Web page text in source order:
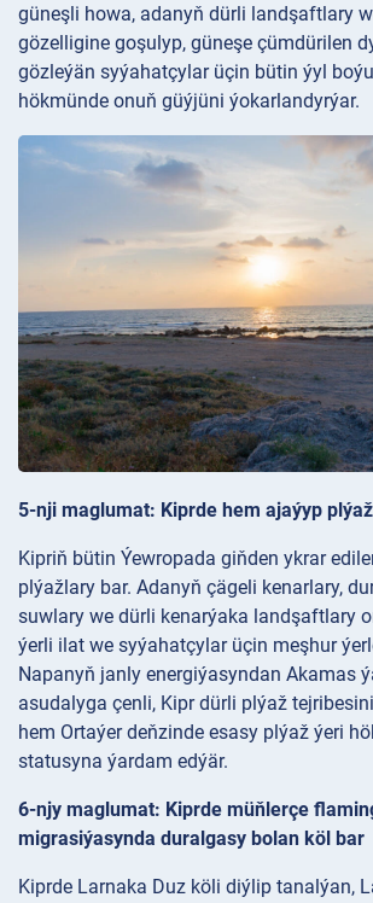
güneşli howa, adanyň dürli landşaftlary
gözelligine goşulyp, güneşe çümdürilen
gözleýän syýahatçylar üçin bütin ýyl
hökmünde onuň güýjüni ýokarlandyrýar.
5-nji maglumat: Kiprde hem ajaýyp
Kipriň bütin Ýewropada giňden ykrar
plýažlary bar. Adanyň çägeli kenarlary,
suwlary we dürli kenarýaka landşaftlary
ýerli ilat we syýahatçylar üçin meşhur
Napanyň janly energiýasyndan Akamas
asudalyga çenli, Kipr dürli plýaž
hem Ortaýer deňzinde esasy plýaž ýeri
statusyna ýardam edýär.
6-njy maglumat: Kiprde müňlerçe
migrasiýasynda duralgasy bolan köl bar
Kiprde Larnaka Duz köli diýlip tanalýan,